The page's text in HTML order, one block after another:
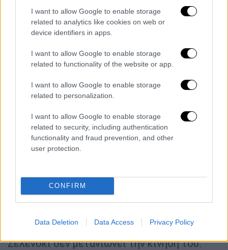
I want to allow Google to enable storage
related to analytics like cookies on web or
device identifiers in apps.
I want to allow Google to enable storage
related to functionality of the website or app.
I want to allow Google to enable storage
related to personalization.
I want to allow Google to enable storage
related to security, including authentication
functionality and fraud prevention, and other
user protection.
CONFIRM
Data Deletion Data Access Privacy Policy
Ωστόσο, στον Λευκό Οίκο κι ενώ οι κάμερες
έγραφαν ξεκίνησε από ένα άλλο δώρο. Ένα
φάκελο που περιείχε μια σειρά από
φρικιαστικέςφωτογραφίες, που έδειχναν
Ουκρανούς αιχμαλώτους πολέμου μετά τον
χρόνο που πέρασαν στις ρωσικές φυλακές
«Ήθελα να του δείξω τις αξίες μου»
«Είναι σκληρά πράγματα», είπε ο Τραμπ
καθώς έπαιρνε τιςφωτογραφίεςαπό τα
χέρια του Ζελένσκι και άρχισε να τις
Αμερικανούς αξιωματούχου η συνάντηση
πήγε στραβά. Ο Τραμπ έγινε
να τον κατηγόρησαν για τα δεινάτων
στρατιωτών. Αν του είχε προσφέρει τη ζώνη
ίσως το κλίμα να είχε ελαφρύνει
. Ωστόσο, ο
Ζελένσκι δεν μετανιώνει την κίνηση του.